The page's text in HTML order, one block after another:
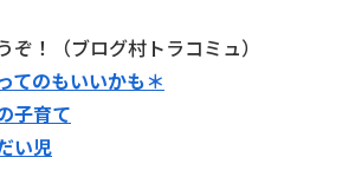
ぞ！（ブログ村トラコミュ）
てのもいいかも＊
子育て
い児